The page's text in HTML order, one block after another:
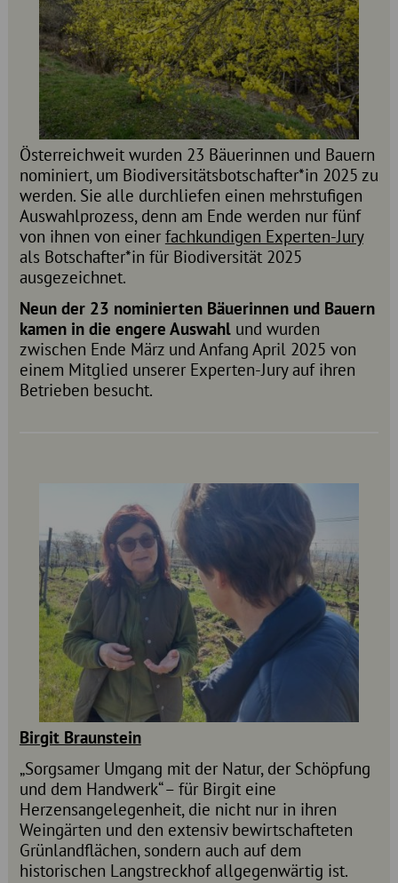
Österreichweit wurden 23 Bäuerinnen und Bauern
nominiert, um Biodiversitätsbotschafter*in 2025 zu
werden. Sie alle durchliefen einen mehrstufigen
Auswahlprozess, denn am Ende werden nur fünf
von ihnen von einer fachkundigen Experten-Jury
als Botschafter*in für Biodiversität 2025
ausgezeichnet.
Neun der 23 nominierten Bäuerinnen und Bauern
kamen in die engere Auswahlund wurden
zwischen Ende März und Anfang April 2025 von
einem Mitglied unserer Experten-Jury auf ihren
Betrieben besucht.
Birgit Braunstein
„Sorgsamer Umgang mit der Natur, der Schöpfung
und dem Handwerk“ – für Birgit eine
Herzensangelegenheit, die nicht nur in ihren
Weingärten und den extensiv bewirtschafteten
Grünlandflächen, sondern auch auf dem
historischen Langstreckhof allgegenwärtig ist.